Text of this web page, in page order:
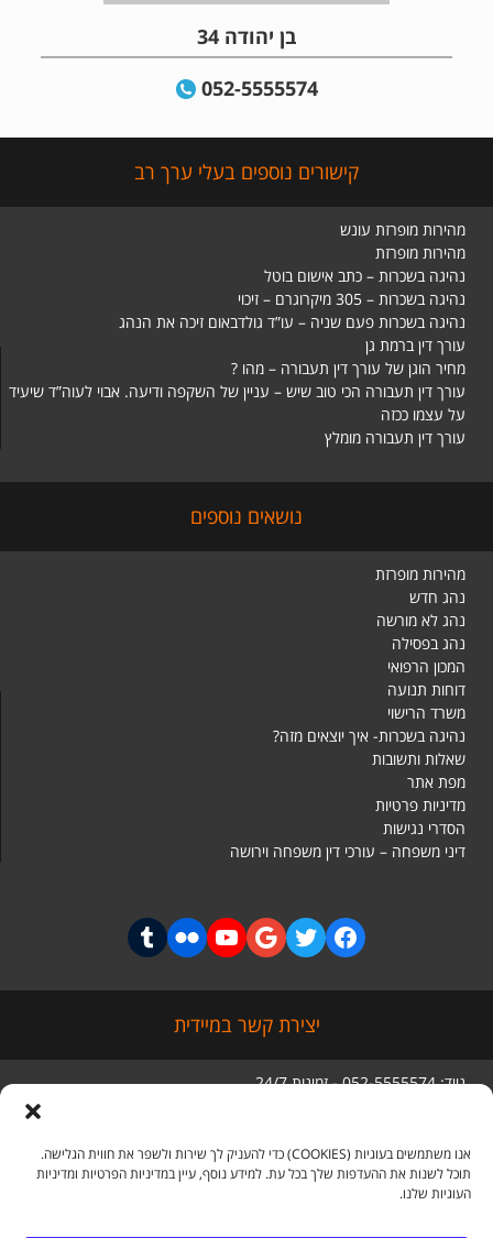
אנו משתמשים בעוגיות (COOKIES) כדי להעניק לך שירות ולשפר את חווית הגלישה.
תוכל לשנות את ההעדפות שלך בכל עת. למידע נוסף, עיין במדיניות הפרטיות ומדיניות
העוגיות שלנו.
בן יהודה 34
052-5555574
קישורים נוספים בעלי ערך רב
מהירות מופרזת עונש
מהירות מופרזת
נהיגה בשכרות – כתב אישום בוטל
נהיגה בשכרות – 305 מיקרוגרם – זיכוי
נהיגה בשכרות פעם שניה – עו”ד גולדבאום זיכה את הנהג
עורך דין ברמת גן
מחיר הוגן של עורך דין תעבורה – מהו ?
עורך דין תעבורה הכי טוב שיש – עניין של השקפה ודיעה. אבוי לעוה”ד שיעיד
על עצמו ככזה
עורך דין תעבורה מומלץ
נושאים נוספים
מהירות מופרזת
נהג חדש
נהג לא מורשה
נהג בפסילה
המכון הרפואי
דוחות תנועה
משרד הרישוי
נהיגה בשכרות- איך יוצאים מזה?
שאלות ותשובות
מפת אתר
מדיניות פרטיות
הסדרי נגישות
דיני משפחה – עורכי דין משפחה וירושה
יצירת קשר במיידית
נייד: 052-5555574 - זמינות 24/7
בני ברק